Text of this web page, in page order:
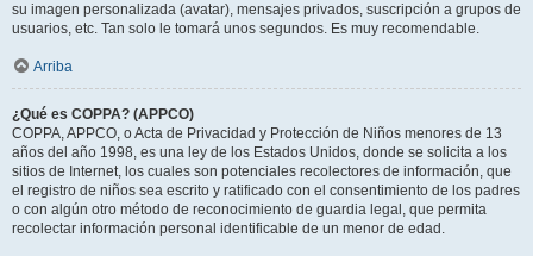
su imagen personalizada (avatar), mensajes privados, suscripción a grupos de
usuarios, etc. Tan solo le tomará unos segundos. Es muy recomendable.
Arriba
¿Qué es COPPA? (APPCO)
COPPA, APPCO, o Acta de Privacidad y Protección de Niños menores de 13
años del año 1998, es una ley de los Estados Unidos, donde se solicita a los
sitios de Internet, los cuales son potenciales recolectores de información, que
el registro de niños sea escrito y ratificado con el consentimiento de los padres
o con algún otro método de reconocimiento de guardia legal, que permita
recolectar información personal identificable de un menor de edad.